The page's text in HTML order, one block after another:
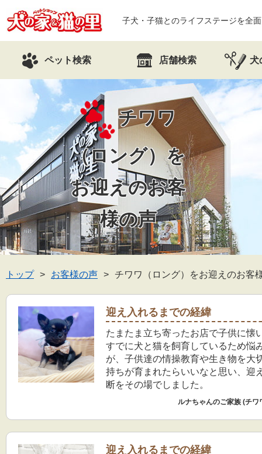
子犬・子猫とのライフステージを全
ペット検索 店舗検索 犬
チワワ
（ロング）を
お迎えのお客
様の声
トップ お客様の声 チワワ（ロング）をお迎えのお客
迎え入れるまでの経緯
たまたま立ち寄ったお店で子供に懐
すでに犬と猫を飼育しているため悩
が、子供達の情操教育や生き物を大
持ちが育まれたらいいなと思い、迎
断をその場でしました。
ルナちゃんのご家族 (チワ
迎え入れるまでの経緯